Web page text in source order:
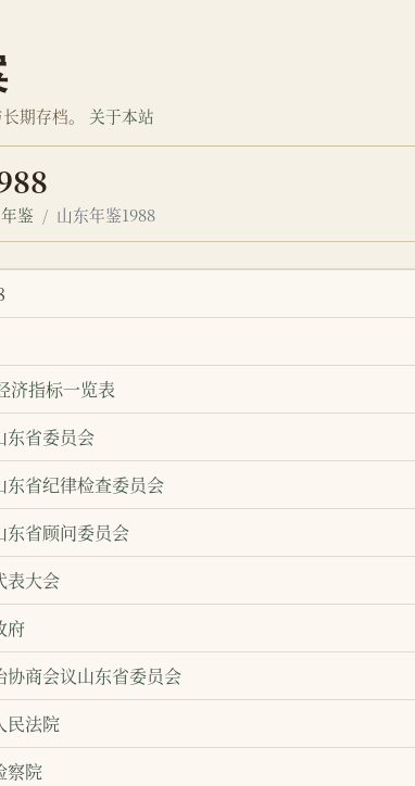
期存档。 关于本站
鉴 山东年鉴1988
济指标一览表
东省委员会
东省纪律检查委员会
东省顾问委员会
表大会
府
协商会议山东省委员会
民法院
察院